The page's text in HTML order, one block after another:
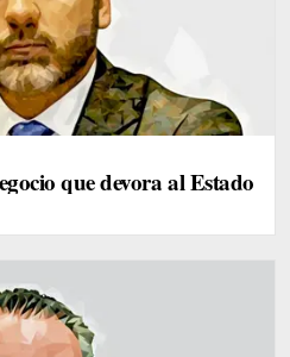
que devora al Estado